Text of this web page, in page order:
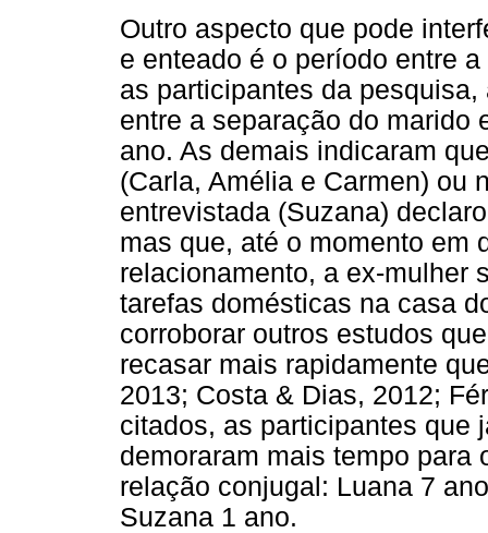
Outro aspecto que pode
e enteado é o período entre
as participantes da
entre a separação do marido
ano. As demais indicaram
(Carla, Amélia e Carmen) ou
entrevistada (Suzana)
mas que, até o momento em
relacionamento, a ex-mulher
tarefas domésticas na casa
corroborar outros estudos
recasar mais rapidamente
2013; Costa & Dias, 2012;
citados, as participantes que
demoraram mais tempo para
relação conjugal: Luana 7
Suzana 1 ano.